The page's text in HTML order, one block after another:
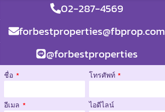
02-287-4569
forbestproperties@fbprop.com
@forbestproperties
ชื่อ โทรศัพท์
อีเมล ไอดีไลน์